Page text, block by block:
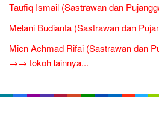
Taufiq Ismail (Sastrawan dan
Melani Budianta (Sastrawan dan
Mien Achmad Rifai (Sastrawan dan
→→ tokoh lainnya...